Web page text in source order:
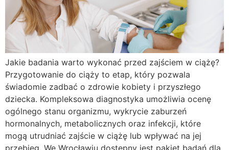
Jakie badania warto wykonać przed zajściem w ciążę?
Przygotowanie do ciąży to etap, który pozwala
świadomie zadbać o zdrowie kobiety i przyszłego
dziecka. Kompleksowa diagnostyka umożliwia ocenę
ogólnego stanu organizmu, wykrycie zaburzeń
hormonalnych, metabolicznych oraz infekcji, które
mogą utrudniać zajście w ciążę lub wpływać na jej
przebieg. We Wrocławiu dostępny jest pakiet badań dla